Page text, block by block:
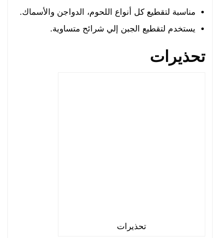
مناسبة لتقطيع كل أنواع اللحوم، الدواجن والأسماك.
يستخدم لتقطيع الجبن إلي شرائح متساوية.
تحذيرات
تحذيرات